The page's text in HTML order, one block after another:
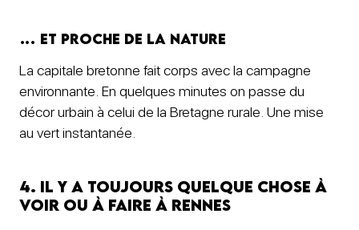
… Et proche de la nature
La capitale bretonne fait corps avec la campagne
environnante. En quelques minutes on passe du
décor urbain à celui de la Bretagne rurale. Une mise
au vert instantanée.
4. Il y a toujours quelque chose à
voir ou à faire à Rennes